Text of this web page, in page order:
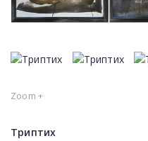
Zoom +
Триптих